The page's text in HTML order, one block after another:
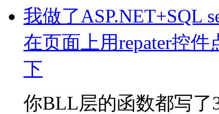
我做了ASP.NET+SQL
在页面上用repater控
下
你BLL层的函数都写了